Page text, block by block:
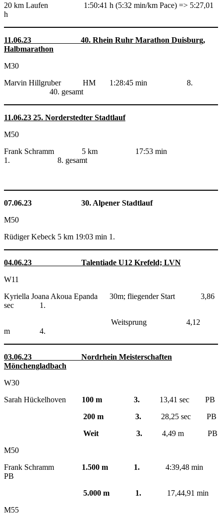
20 km Laufen 1:50:41 h (5:32 min/km Pace) => 5:27,01
h
11.06.23 40. Rhein Ruhr Marathon Duisburg,
Halbmarathon
M30
Marvin Hillgruber HM 1:28:45 min 8.
40. gesamt
11.06.23 25. Norderstedter Stadtlauf
M50
Frank Schramm 5 km 17:53 min
1. 8. gesamt
07.06.23 30. Alpener Stadtlauf
M50
Rüdiger Kebeck 5 km 19:03 min 1.
04.06.23 Talentiade U12 Krefeld; LVN
W11
Kyriella Joana Akoua Epanda 30m; fliegender Start 3,86
sec 1.
Weitsprung 4,12
m 4.
03.06.23 Nordrhein Meisterschaften
Mönchengladbach
W30
Sarah Hückelhoven
100 m 3.
13,41 sec PB
200 m 3.
28,25 sec PB
Weit 3.
4,49 m PB
M50
Frank Schramm 1.500 m 1.
4:39,48 min
PB
5.000 m 1.
17,44,91 min
M55